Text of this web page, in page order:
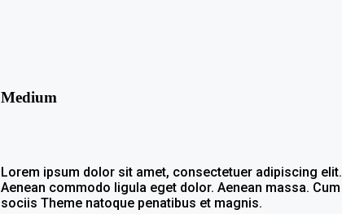
Medium
Lorem ipsum dolor sit amet, consectetuer adipiscing elit.
Aenean commodo ligula eget dolor. Aenean massa. Cum
sociis Theme natoque penatibus et magnis.